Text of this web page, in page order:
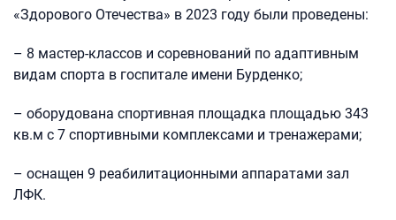
«Здорового Отечества» в 2023 году были проведены:
– 8 мастер-классов и соревнований по адаптивным
видам спорта в госпитале имени Бурденко;
– оборудована спортивная площадка площадью 343
кв.м с 7 спортивными комплексами и тренажерами;
– оснащен 9 реабилитационными аппаратами зал
ЛФК.